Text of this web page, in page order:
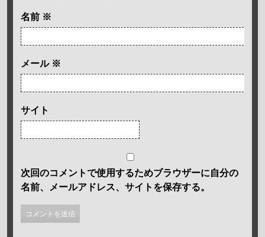
名前 ※
メール ※
サイト
次回のコメントで使用するためブラウザーに自分の
名前、メールアドレス、サイトを保存する。